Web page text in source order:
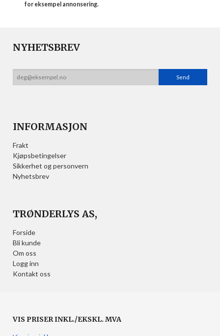
for eksempel annonsering.
NYHETSBREV
INFORMASJON
Frakt
Kjøpsbetingelser
Sikkerhet og personvern
Nyhetsbrev
TRØNDERLYS AS,
Forside
Bli kunde
Om oss
Logg inn
Kontakt oss
VIS PRISER INKL./EKSKL. MVA